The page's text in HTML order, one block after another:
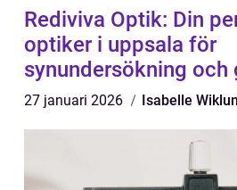
Rediviva Optik: Din
optiker i uppsala för
synundersökning och
27 januari 2026 Isabelle